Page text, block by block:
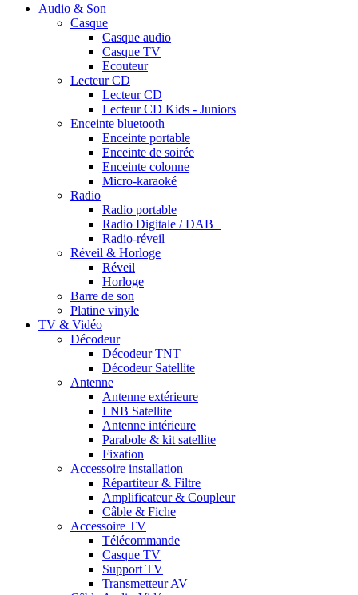
Audio & Son
Casque
Casque audio
Casque TV
Ecouteur
Lecteur CD
Lecteur CD
Lecteur CD Kids - Juniors
Enceinte bluetooth
Enceinte portable
Enceinte de soirée
Enceinte colonne
Micro-karaoké
Radio
Radio portable
Radio Digitale / DAB+
Radio-réveil
Réveil & Horloge
Réveil
Horloge
Barre de son
Platine vinyle
TV & Vidéo
Décodeur
Décodeur TNT
Décodeur Satellite
Antenne
Antenne extérieure
LNB Satellite
Antenne intérieure
Parabole & kit satellite
Fixation
Accessoire installation
Répartiteur & Filtre
Amplificateur & Coupleur
Câble & Fiche
Accessoire TV
Télécommande
Casque TV
Support TV
Transmetteur AV